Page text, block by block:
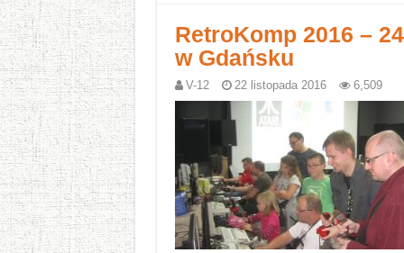
RetroKomp 2016 –
w Gdańsku
V-12 22 listopada 2016 6,509